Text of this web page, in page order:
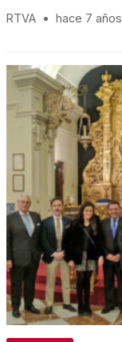
RTVA • hace 7 años